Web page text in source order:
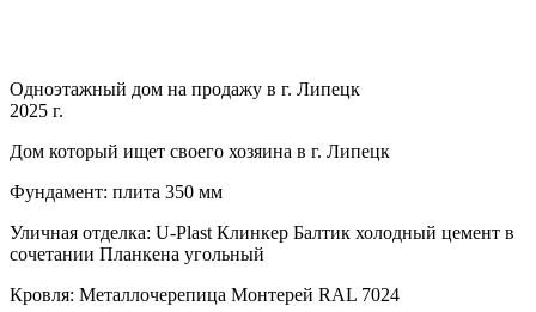
Одноэтажный дом на продажу в г. Липецк
2025 г.
Дом который ищет своего хозяина в г. Липецк
Фундамент: плита 350 мм
Уличная отделка: U-Plast Клинкер Балтик холодный цемент в
сочетании Планкена угольный
Кровля: Металлочерепица Монтерей RAL 7024